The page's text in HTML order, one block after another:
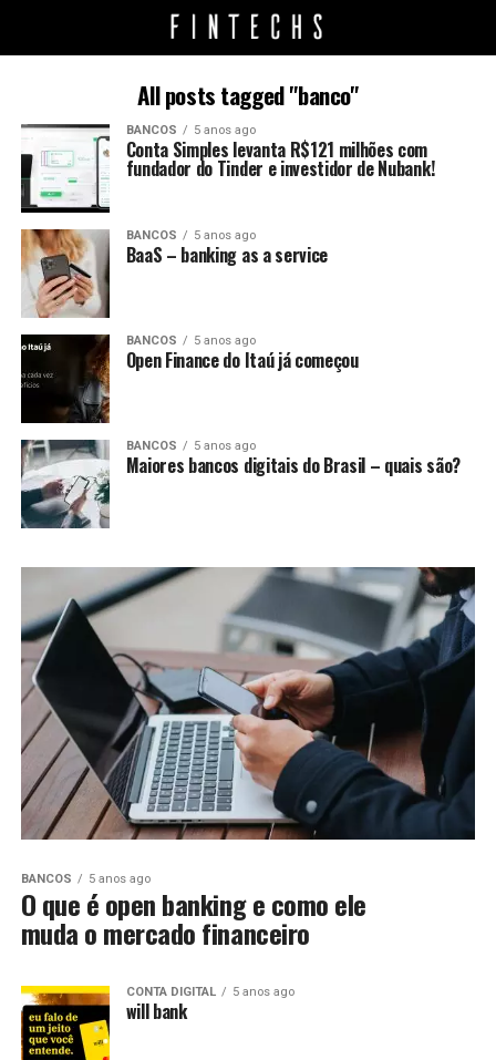
All posts tagged "banco"
BANCOS 5 anos ago
Conta Simples levanta R$121 milhões com
fundador do Tinder e investidor de Nubank!
BANCOS 5 anos ago
BaaS – banking as a service
BANCOS 5 anos ago
Open Finance do Itaú já começou
BANCOS 5 anos ago
Maiores bancos digitais do Brasil – quais são?
BANCOS 5 anos ago
O que é open banking e como ele
muda o mercado financeiro
CONTA DIGITAL 5 anos ago
will bank